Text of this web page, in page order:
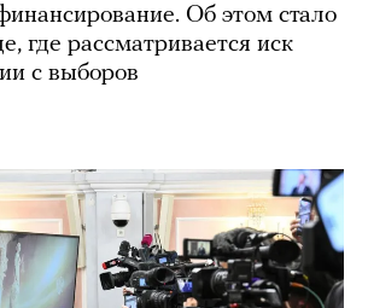
Об этом стало
где рассматривается иск
с выборов